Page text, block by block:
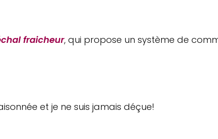
fraicheur, qui propose un système de
et je ne suis jamais déçue!